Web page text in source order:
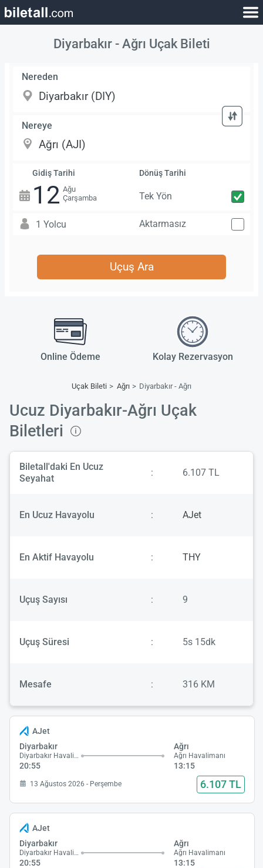
Diyarbakır - Ağrı Uçak Bileti
Nereden
Nereye
Gidiş Tarihi
12 Ağu
Çarşamba
Dönüş Tarihi
Tek Yön
1 Yolcu Aktarmasız
Uçuş Ara
Online Ödeme Kolay Rezervasyon
Uçak Bileti Ağrı Diyarbakır - Ağrı
Ucuz Diyarbakır-Ağrı Uçak
Biletleri
Biletall'daki En Ucuz
Seyahat
: 6.107 TL
En Ucuz Havayolu : AJet
En Aktif Havayolu : THY
Uçuş Sayısı : 9
Uçuş Süresi : 5s 15dk
Mesafe : 316 KM
AJet
Diyarbakır
Diyarbakır Havalimanı
20:55
Ağrı
Ağrı Havalimanı
13:15
13 Ağustos 2026 - Perşembe 6.107 TL
AJet
Diyarbakır
Diyarbakır Havalimanı
20:55
Ağrı
Ağrı Havalimanı
13:15